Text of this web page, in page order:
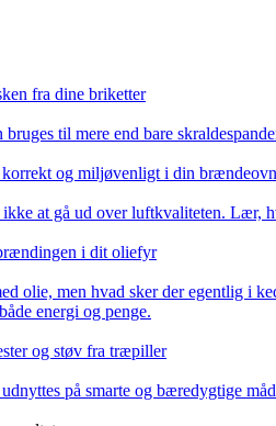
fra dine briketter
til mere end bare
og miljøvenligt i din brændeovn
at gå ud over luftkvaliteten. Lær,
i dit oliefyr
olie, men hvad sker der egentlig i
energi og penge.
og støv fra træpiller
på smarte og bæredygtige